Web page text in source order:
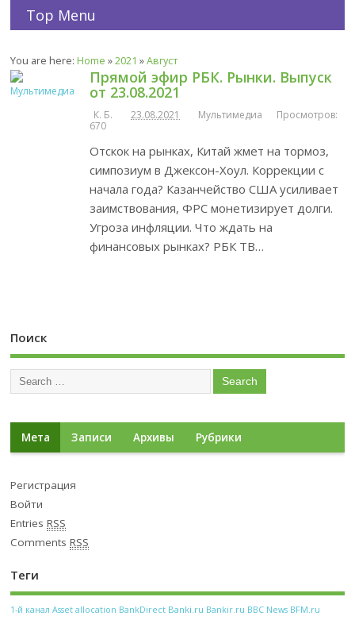
Top Menu
You are here: Home »2021 »Август
Прямой эфир РБК. Рынки. Выпуск
от 23.08.2021
К. Б. 23.08.2021 Мультимедиа
Просмотров:
670
Отскок на рынках, Китай жмет на тормоз,
симпозиум в Джексон-Хоул. Коррекции с
начала года? Казанчейство США усиливает
заимствования, ФРС монетизирует долги.
Угроза инфляции. Что ждать на
финансовых рынках? РБК ТВ…
Поиск
Мета Записи Архивы Рубрики
Регистрация
Войти
EntriesRSS
CommentsRSS
Теги
1-й канал Asset allocation BankDirect Banki.ru Bankir.ru BBC News BFM.ru